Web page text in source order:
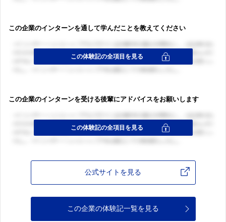
この企業のインターンを通して学んだことを教えてください
この企業のインターンを受ける後輩にアドバイスをお願いします
公式サイトを見る
この企業の体験記一覧を見る